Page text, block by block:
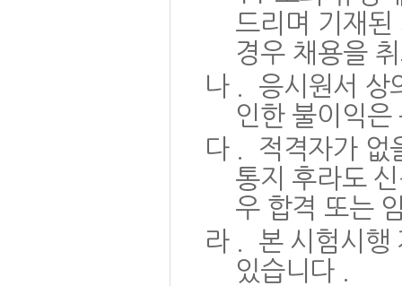
드리며 기재
경우 채용을
나
응시원서 상
인한 불이익은
다
적격자가 없
통지 후라도
우 합격 또는
라
본 시험시행
있습니다